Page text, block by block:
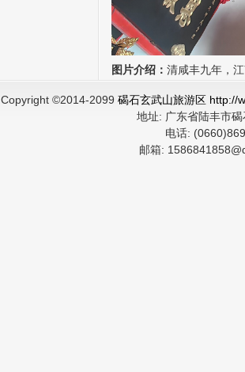
图片介绍： 清咸丰九年，
Copyright ©2014-2099 碣石玄武山旅游区 http://
地址: 广东省陆丰市
电话:
邮箱: